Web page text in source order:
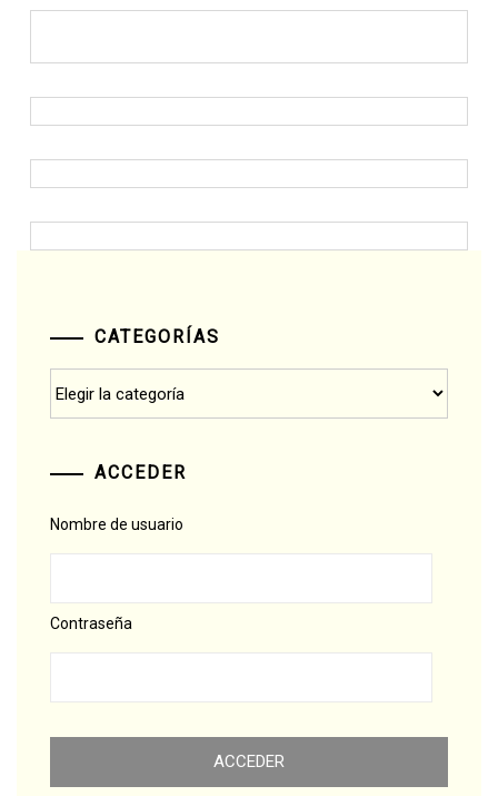
CATEGORÍAS
ACCEDER
Nombre de usuario
Contraseña